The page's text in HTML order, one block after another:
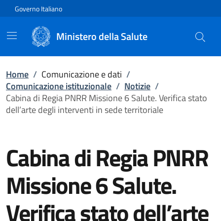
Vai direttamente al contenuto
Governo Italiano
Ministero della Salute
Home / Comunicazione e dati /
Comunicazione istituzionale / Notizie /
Cabina di Regia PNRR Missione 6 Salute. Verifica stato
dell’arte degli interventi in sede territoriale
Cabina di Regia PNRR
Missione 6 Salute.
Verifica stato dell’arte